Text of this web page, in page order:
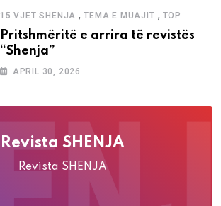
15 VJET SHENJA ,TEMA E MUAJIT , TOP
Pritshmëritë e arrira të revistës
“Shenja”
APRIL 30, 2026
Revista SHENJA
Revista SHENJA